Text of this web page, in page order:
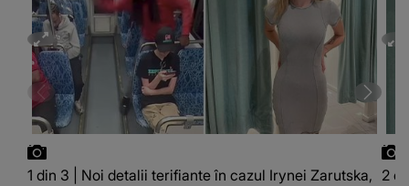
1 din 3 | Noi detalii terifiante în cazul Irynei Zarutska, 2